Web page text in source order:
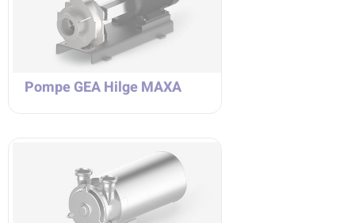
Pompe GEA Hilge MAXA